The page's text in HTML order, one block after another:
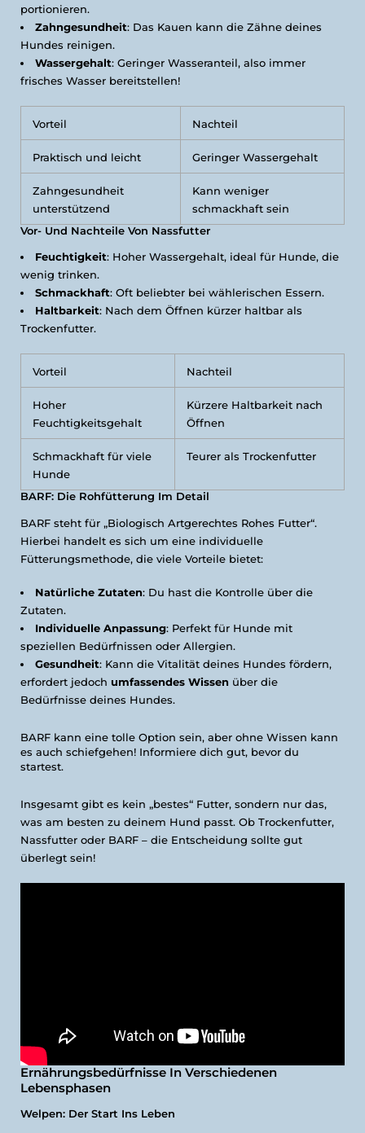
portionieren.
Zahngesundheit: Das Kauen kann die Zähne deines
Hundes reinigen.
Wassergehalt: Geringer Wasseranteil, also immer
frisches Wasser bereitstellen!
Vorteil Nachteil
Praktisch und leicht Geringer Wassergehalt
Zahngesundheit
unterstützend
Kann weniger
schmackhaft sein
Vor- Und Nachteile Von Nassfutter
Feuchtigkeit: Hoher Wassergehalt, ideal für Hunde, die
wenig trinken.
Schmackhaft: Oft beliebter bei wählerischen Essern.
Haltbarkeit: Nach dem Öffnen kürzer haltbar als
Trockenfutter.
Vorteil Nachteil
Hoher
Feuchtigkeitsgehalt
Kürzere Haltbarkeit nach
Öffnen
Schmackhaft für viele
Hunde
Teurer als Trockenfutter
BARF: Die Rohfütterung Im Detail
BARF steht für „Biologisch Artgerechtes Rohes Futter“.
Hierbei handelt es sich um eine individuelle
Fütterungsmethode, die viele Vorteile bietet:
Natürliche Zutaten: Du hast die Kontrolle über die
Zutaten.
Individuelle Anpassung: Perfekt für Hunde mit
speziellen Bedürfnissen oder Allergien.
Gesundheit: Kann die Vitalität deines Hundes fördern,
erfordert jedoch umfassendes Wissen über die
Bedürfnisse deines Hundes.
BARF kann eine tolle Option sein, aber ohne Wissen kann
es auch schiefgehen! Informiere dich gut, bevor du
startest.
Insgesamt gibt es kein „bestes“ Futter, sondern nur das,
was am besten zu deinem Hund passt. Ob Trockenfutter,
Nassfutter oder BARF – die Entscheidung sollte gut
überlegt sein!
Ernährungsbedürfnisse In Verschiedenen
Lebensphasen
Welpen: Der Start Ins Leben